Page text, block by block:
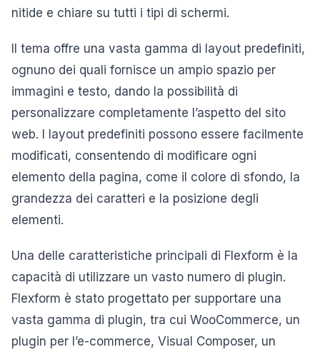
nitide e chiare su tutti i tipi di schermi.
Il tema offre una vasta gamma di layout predefiniti,
ognuno dei quali fornisce un ampio spazio per
immagini e testo, dando la possibilità di
personalizzare completamente l’aspetto del sito
web. I layout predefiniti possono essere facilmente
modificati, consentendo di modificare ogni
elemento della pagina, come il colore di sfondo, la
grandezza dei caratteri e la posizione degli
elementi.
Una delle caratteristiche principali di Flexform è la
capacità di utilizzare un vasto numero di plugin.
Flexform è stato progettato per supportare una
vasta gamma di plugin, tra cui WooCommerce, un
plugin per l’e-commerce, Visual Composer, un